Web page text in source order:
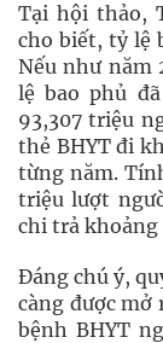
Tại hội thảo,
cho biết, tỷ lệ
Nếu như năm
lệ bao phủ
93,307 triệu
thẻ BHYT đi
từng năm.
triệu lượt
chi trả khoảng
Đáng chú ý,
càng được mở
bệnh BHYT